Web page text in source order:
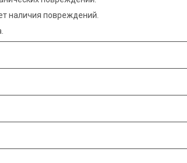
наличия повреждений.